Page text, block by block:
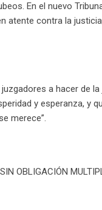
En el nuevo
atente contra la
a hacer de
y esperanza, y
merece”.
OBLIGACIÓN